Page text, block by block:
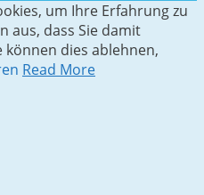
um Ihre Erfahrung zu
aus, dass Sie damit
können dies ablehnen,
Read More